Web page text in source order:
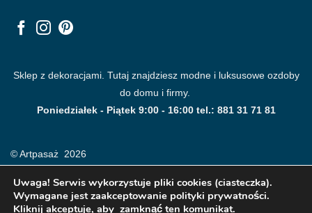
Sklep z dekoracjami. Tutaj znajdziesz modne i luksusowe ozdoby
do domu i firmy.
Poniedziałek - Piątek 9:00 - 16:00 tel.: 881 31 71 81
© Artpasaż 2026
Uwaga! Serwis wykorzystuje pliki cookies (ciasteczka).
Wymagane jest zaakceptowanie polityki prywatności.
Kliknij akceptuje, aby zamknąć ten komunikat.